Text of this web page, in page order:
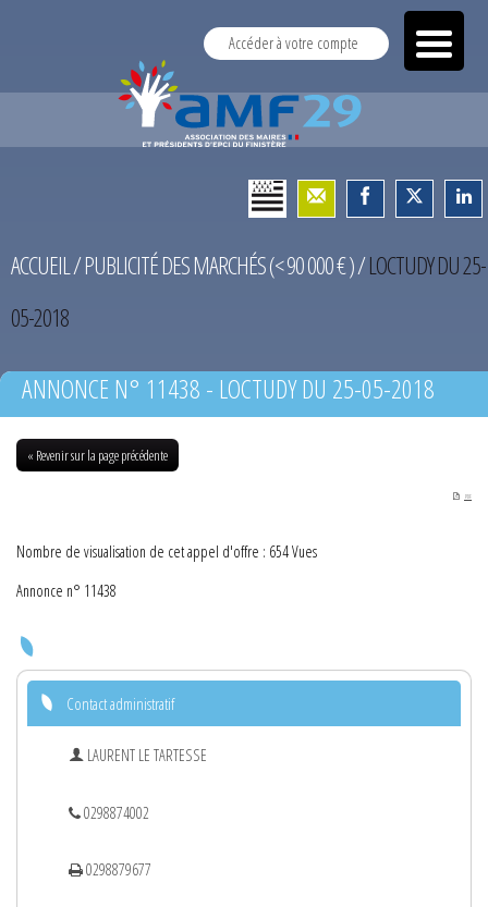
Accéder à votre compte
ACCUEIL/PUBLICITÉ DES MARCHÉS (< 90 000 € )/LOCTUDY DU 25-
05-2018
ANNONCE N° 11438 - LOCTUDY DU 25-05-2018
« Revenir sur la page précédente
PDF
Nombre de visualisation de cet appel d'offre : 654 Vues
Annonce n° 11438
Contact administratif
LAURENT LE TARTESSE
0298874002
0298879677